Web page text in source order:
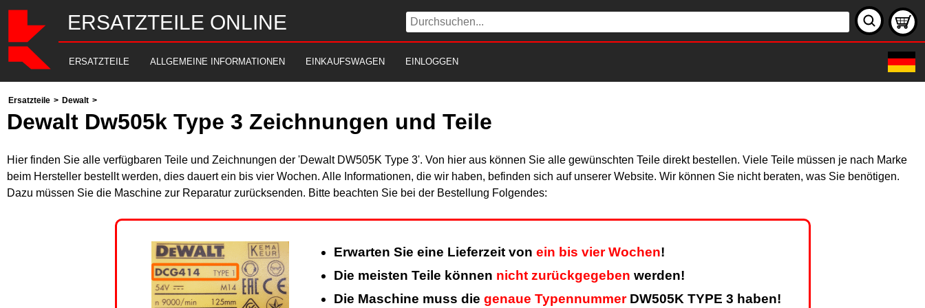
ERSATZTEILE ONLINE
ERSATZTEILE ALLGEMEINE INFORMATIONEN EINKAUFSWAGEN EINLOGGEN
Ersatzteile > Dewalt >
Dewalt Dw505k Type 3 Zeichnungen und Teile
Hier finden Sie alle verfügbaren Teile und Zeichnungen der 'Dewalt DW505K Type 3'. Von hier aus können Sie alle gewünschten Teile direkt bestellen. Viele Teile müssen je nach Marke
beim Hersteller bestellt werden, dies dauert ein bis vier Wochen. Alle Informationen, die wir haben, befinden sich auf unserer Website. Wir können Sie nicht beraten, was Sie benötigen.
Dazu müssen Sie die Maschine zur Reparatur zurücksenden. Bitte beachten Sie bei der Bestellung Folgendes:
Erwarten Sie eine Lieferzeit von ein bis vier Wochen!
Die meisten Teile können nicht zurückgegeben werden!
Die Maschine muss die genaue TypennummerDW505K TYPE 3 haben!